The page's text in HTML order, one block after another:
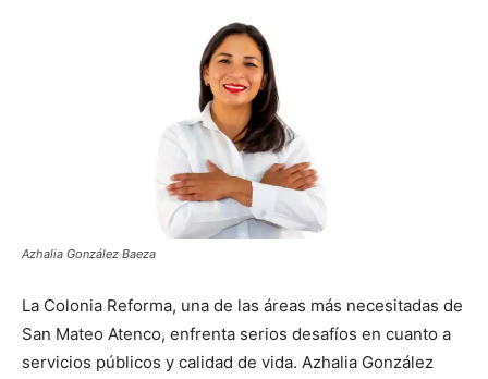
Azhalia González Baeza
La Colonia Reforma, una de las áreas más necesitadas de
San Mateo Atenco, enfrenta serios desafíos en cuanto a
servicios públicos y calidad de vida. Azhalia González